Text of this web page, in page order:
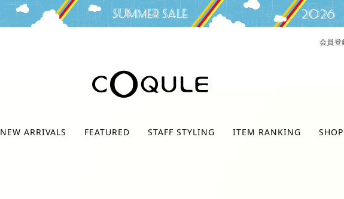
会員登
NEW ARRIVALS FEATURED STAFF STYLING ITEM RANKING